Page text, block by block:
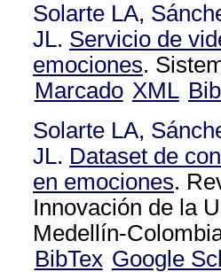
Solarte LA,
JL. Servicio de
emociones.
Marcado XML
Solarte LA,
JL. Dataset de
en emociones.
Innovación de la
Medellín-
BibTex Google